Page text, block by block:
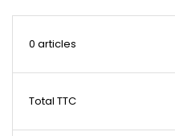
0 articles
Total TTC